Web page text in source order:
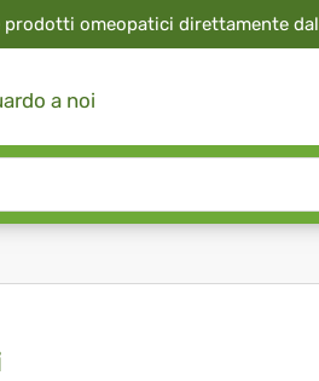
prodotti omeopatici direttamente dal
a noi